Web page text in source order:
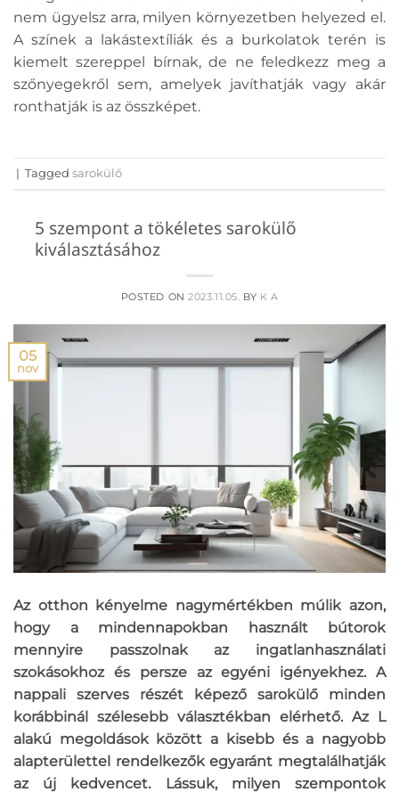
nem ügyelsz arra, milyen környezetben helyezed el.
A színek a lakástextíliák és a burkolatok terén is
kiemelt szereppel bírnak, de ne feledkezz meg a
szőnyegekről sem, amelyek javíthatják vagy akár
ronthatják is az összképet.
| Tagged sarokülő
5 szempont a tökéletes sarokülő
kiválasztásához
POSTED ON2023.11.05. BY K A
05
nov
Az otthon kényelme nagymértékben múlik azon,
hogy a mindennapokban használt bútorok
mennyire passzolnak az ingatlanhasználati
szokásokhoz és persze az egyéni igényekhez. A
nappali szerves részét képező sarokülő minden
korábbinál szélesebb választékban elérhető. Az L
alakú megoldások között a kisebb és a nagyobb
alapterülettel rendelkezők egyaránt megtalálhatják
az új kedvencet. Lássuk, milyen szempontok